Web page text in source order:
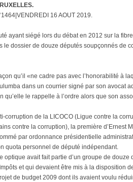
16 AOUT 2019.
ayant siégé lors du débat en 2012 sur la fibre
le dossier de douze députés soupçonnés de
qu’il «ne cadre pas avec l’honorabilité à
dans un courrier signé par son avocat
le rappelle à l’ordre alors que son
corruption de la LICOCO (Ligue contre la
contre la corruption), la première d’Ernest
par ordonnance présidentielle
quota personnel de député indépendant.
avait fait partie d’un groupe de douze
et qui devaient être mis à la disposition
de budget 2009 dont ils avaient voulu